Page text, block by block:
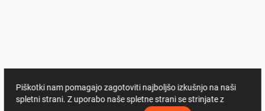
Piškotki nam pomagajo zagotoviti najboljšo izkušnjo na naši
spletni strani. Z uporabo naše spletne strani se strinjate z